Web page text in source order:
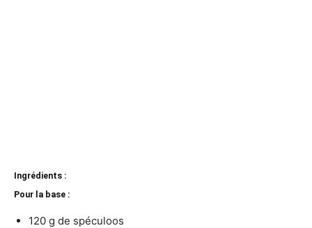
Ingrédients :
Pour la base :
120 g de spéculoos